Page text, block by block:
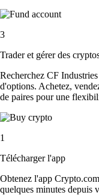
3
Trader et gérer des
Recherchez CF
d'options. Achetez,
de paires pour une
1
Télécharger l'app
Obtenez l'app
quelques minutes depuis